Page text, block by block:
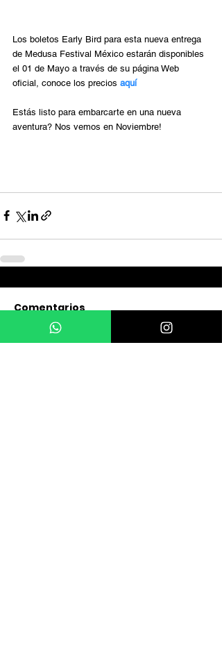
Los boletos Early Bird para esta nueva entrega
de Medusa Festival México estarán disponibles
el 01 de Mayo a través de su página Web
oficial, conoce los precios aquí
Estás listo para embarcarte en una nueva
aventura? Nos vemos en Noviembre!
Comentarios